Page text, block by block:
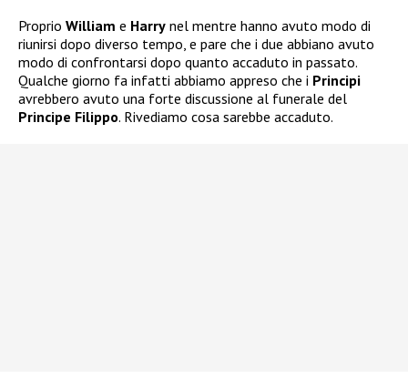
Proprio William e Harry nel mentre hanno avuto modo di
riunirsi dopo diverso tempo, e pare che i due abbiano avuto
modo di confrontarsi dopo quanto accaduto in passato.
Qualche giorno fa infatti abbiamo appreso che i Principi
avrebbero avuto una forte discussione al funerale del
Principe Filippo. Rivediamo cosa sarebbe accaduto.